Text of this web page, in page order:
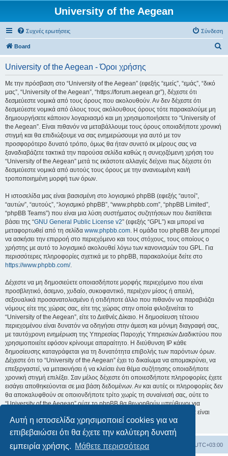
Αυτή η ιστοσελίδα χρησιμοποιεί cookies για να
επιβεβαιώσει ότι θα έχετε την καλύτερη δυνατή
εμπειρία χρήσης. Μάθετε περισσότερα
University of the Aegean
Συχνές ερωτήσεις Σύνδεση
Board
University of the Aegean - Όροι χρήσης
Με την πρόσβαση στο “University of the Aegean” (εφεξής “εμείς”, “εμάς”, “δικό
μας”, “University of the Aegean”, “https://forum.aegean.gr”), δέχεστε ότι
δεσμεύεστε νομικά από τους όρους που ακολουθούν. Αν δεν δέχεστε ότι
δεσμεύεστε νομικά από όλους τους ακόλουθους όρους τότε παρακαλούμε μη
δημιουργήσετε κάποιον λογαριασμό και μη χρησιμοποιήσετε το “University of
the Aegean”. Είναι πιθανόν να μεταβάλλουμε τους όρους οποιαδήποτε χρονική
στιγμή και θα επιδιώξουμε να σας ενημερώσουμε για αυτό με τον
προσφορότερο δυνατό τρόπο, όμως θα ήταν συνετό εκ μέρους σας να
ξαναδιαβάζετε τακτικά την παρούσα σελίδα καθώς η συνεχιζόμενη χρήση του
“University of the Aegean” μετά τις εκάστοτε αλλαγές δείχνει πως δέχεστε ότι
δεσμεύεστε νομικά από αυτούς τους όρους με την ανανεωμένη και/ή
τροποποιημένη μορφή των όρων.
Η ιστοσελίδα μας είναι βασισμένη στο λογισμικό phpBB (εφεξής “αυτοί”,
“αυτών”, “αυτούς”, “λογισμικό phpBB”, “www.phpbb.com”, “phpBB Limited”,
“phpBB Teams”) που είναι μια λύση συστήματος συζητήσεων που διατίθεται
βάσει της “GNU General Public License v2” (εφεξής “GPL”) και μπορεί να
μεταφορτωθεί από τη σελίδα www.phpbb.com. Η ομάδα του phpBB δεν μπορεί
να ασκήσει την επιρροή στο περιεχόμενο και τους στόχους, τους οποίους ο
χρήστης με αυτό το λογισμικό ακολουθεί λόγω των κανονισμών του GPL. Για
περισσότερες πληροφορίες σχετικά με το phpBB, παρακαλούμε δείτε στο
https://www.phpbb.com/.
Δέχεστε να μη δημοσιεύετε οποιασδήποτε μορφής περιεχόμενο που είναι
προσβλητικό, άσεμνο, χυδαίο, συκοφαντικό, περιέχον μίσος ή απειλή,
σεξουαλικά προσανατολισμένο ή οτιδήποτε άλλο που πιθανόν να παραβιάζει
νόμους είτε της χώρας σας, είτε της χώρας στην οποία φιλοξενείται το
“University of the Aegean”, είτε το Διεθνές Δίκαιο. Η δημοσίευση τέτοιου
περιεχομένου είναι δυνατόν να οδηγήσει στην άμεση και μόνιμη διαγραφή σας,
με ταυτόχρονη ενημέρωση της Υπηρεσίας Παροχής Υπηρεσιών Διαδικτύου που
χρησιμοποιείτε εφόσον κρίνουμε απαραίτητο. Η διεύθυνση IP κάθε
δημοσίευσης καταγράφεται για τη δυνατότητα επιβολής των παρόντων όρων.
Δέχεστε ότι το “University of the Aegean” έχει το δικαίωμα να απομακρύνει, να
επεξεργαστεί, να μετακινήσει ή να κλείσει ένα θέμα συζήτησης οποιαδήποτε
χρονική στιγμή επιλέξει. Σαν μέλος δέχεστε ότι οποιεσδήποτε πληροφορίες έχετε
εισάγει αποθηκεύονται σε μια βάση δεδομένων. Αν και αυτές οι πληροφορίες δεν
θα αποκαλυφθούν σε οποιονδήποτε τρίτο χωρίς τη συναίνεσή σας, ούτε το
“University of the Aegean” ούτε το phpBB θα θεωρηθούν υπεύθυνοι για
οποιαδήποτε απόπειρα ηλεκτρονικής εισβολής ή παραβίασης η οποία είναι
δυνατόν να οδηγήσει σε απώλεια αυτών των δεδομένων.
Board Όλοι οι χρόνοι είναι UTC+03:00
Διαγραφή cookies